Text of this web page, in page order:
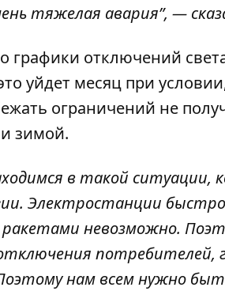
тяжелая авария”, —
графики отключений
уйдет месяц при
ограничений не
зимой.
в такой ситуации,
Электростанции
невозможно.
потребителей,
нам всем нужно